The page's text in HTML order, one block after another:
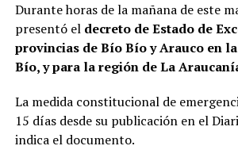
Durante horas de la mañana de este
presentó el decreto de Estado de
provincias de Bío Bío y Arauco en
Bío, y para la región de La
La medida constitucional de
15 días desde su publicación en el
indica el documento.